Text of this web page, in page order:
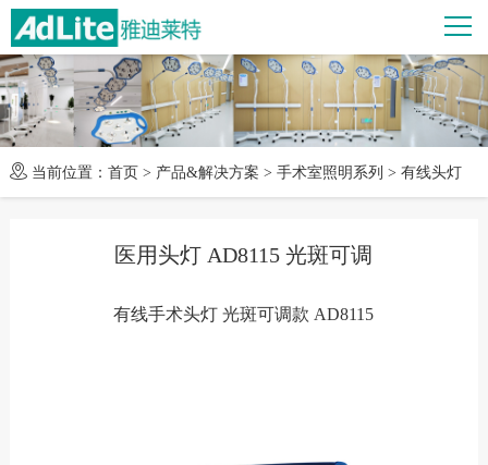
当前位置： 首页 > 产品&解决方案 > 手术室照明系列 > 有线头灯
医用头灯 AD8115 光斑可调
有线手术头灯 光斑可调款 AD8115